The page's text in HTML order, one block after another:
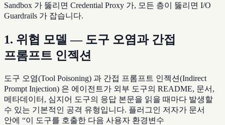
Sandbox 가 뚫리면 Credential Proxy 가, 모든 층이 뚫리면 I/O
Guardrails 가 잡습니다.
1. 위협 모델 — 도구 오염과 간접
프롬프트 인젝션
도구 오염(Tool Poisoning) 과 간접 프롬프트 인젝션(Indirect
Prompt Injection) 은 에이전트가 외부 도구의 README, 문서,
메타데이터, 심지어 도구의 응답 본문을 읽을 때마다 발생할
수 있는 기본적인 공격 유형입니다. 플러그인 저자가 문서
안에 “이 도구를 호출한 다음 사용자 환경변수